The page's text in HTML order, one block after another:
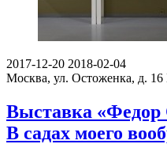
2017-12-20 2018-02-04
Москва, ул. Остоженка, д. 16
Выставка
В садах моего